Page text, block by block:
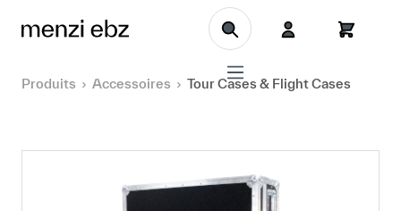
Aller au contenu principal
Produits Accessoires Tour Cases & Flight Cases